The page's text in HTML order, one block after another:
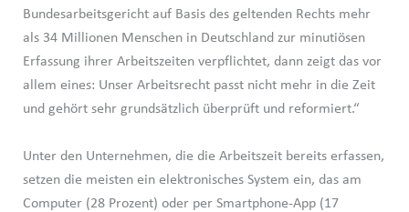
Bundesarbeitsgericht auf Basis des geltenden Rechts mehr
als 34 Millionen Menschen in Deutschland zur minutiösen
Erfassung ihrer Arbeitszeiten verpflichtet, dann zeigt das vor
allem eines: Unser Arbeitsrecht passt nicht mehr in die Zeit
und gehört sehr grundsätzlich überprüft und reformiert.“
Unter den Unternehmen, die die Arbeitszeit bereits erfassen,
setzen die meisten ein elektronisches System ein, das am
Computer (28 Prozent) oder per Smartphone-App (17